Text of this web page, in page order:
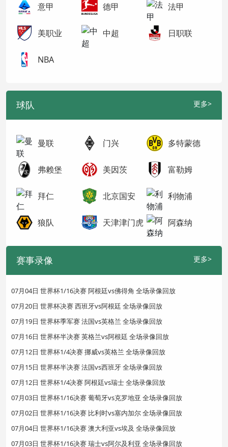
意甲 德甲 法甲
美职业 中超 日职联
NBA
球队 更多>
曼联 门兴 多特蒙德
弗赖堡 美因茨 富勒姆
拜仁 北京国安 利物浦
狼队 天津津门虎 阿森纳
赛事录像 更多>
07月04日 世界杯1/16决赛 阿根廷vs佛得角 全场录像回放
07月20日 世界杯决赛 西班牙vs阿根廷 全场录像回放
07月19日 世界杯季军赛 法国vs英格兰 全场录像回放
07月16日 世界杯半决赛 英格兰vs阿根廷 全场录像回放
07月12日 世界杯1/4决赛 挪威vs英格兰 全场录像回放
07月15日 世界杯半决赛 法国vs西班牙 全场录像回放
07月12日 世界杯1/4决赛 阿根廷vs瑞士 全场录像回放
07月03日 世界杯1/16决赛 葡萄牙vs克罗地亚 全场录像回放
07月02日 世界杯1/16决赛 比利时vs塞内加尔 全场录像回放
07月04日 世界杯1/16决赛 澳大利亚vs埃及 全场录像回放
07月03日 世界杯1/16决赛 瑞士vs阿尔及利亚 全场录像回放